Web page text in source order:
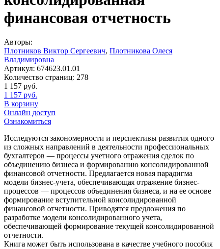
финансовая отчетность
Авторы:
Плотников Виктор Сергеевич, Плотникова Олеся
Владимировна
Артикул: 674623.01.01
Количество страниц: 278
1 157 руб.
1 157 руб.
В корзину
Онлайн доступ
Ознакомиться
Исследуются закономерности и перспективы развития одного
из сложных направлений в деятельности профессиональных
бухгалтеров — процессы учетного отражения сделок по
объединению бизнеса и формированию консолидированной
финансовой отчетности. Предлагается новая парадигма
модели бизнес-учета, обеспечивающая отражение бизнес-
процессов — процессов объединения бизнеса, и на ее основе
формирование вступительной консолидированной
финансовой отчетности. Приводятся предложения по
разработке модели консолидированного учета,
обеспечивающей формирование текущей консолидированной
отчетности.
Книга может быть использована в качестве учебного пособия